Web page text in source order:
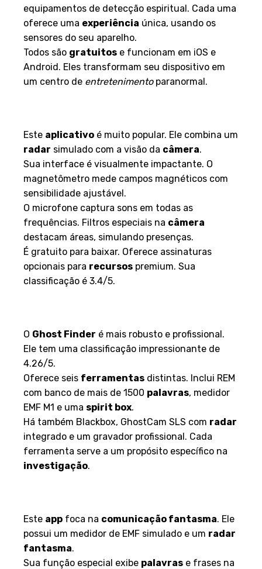
equipamentos de detecção espiritual. Cada uma
oferece uma experiência única, usando os
sensores do seu aparelho.
Todos são gratuitos e funcionam em iOS e
Android. Eles transformam seu dispositivo em
um centro de entretenimentoparanormal.
Este aplicativo é muito popular. Ele combina um
radar simulado com a visão da câmera.
Sua interface é visualmente impactante. O
magnetômetro mede campos magnéticos com
sensibilidade ajustável.
O microfone captura sons em todas as
frequências. Filtros especiais na câmera
destacam áreas, simulando presenças.
É gratuito para baixar. Oferece assinaturas
opcionais para recursos premium. Sua
classificação é 3.4/5.
O Ghost Finder é mais robusto e profissional.
Ele tem uma classificação impressionante de
4.26/5.
Oferece seis ferramentas distintas. Inclui REM
com banco de mais de 1500 palavras, medidor
EMF M1 e uma spirit box.
Há também Blackbox, GhostCam SLS com radar
integrado e um gravador profissional. Cada
ferramenta serve a um propósito específico na
investigação.
Este app foca na comunicação fantasma. Ele
possui um medidor de EMF simulado e um radar
fantasma.
Sua função especial exibe palavras e frases na